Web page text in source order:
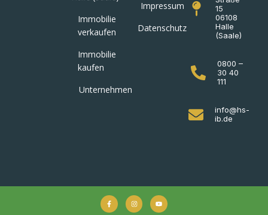
Immobilie
verkaufen
Immobilie
kaufen
Unternehmen
Impressum
Datenschutz
15
06108
Halle
(Saale)
0800 –
30 40
111
info@hs-
ib.de